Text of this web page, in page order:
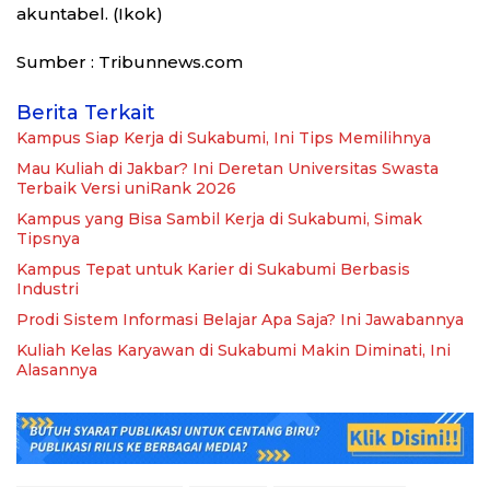
akuntabel. (Ikok)
Sumber : Tribunnews.com
Berita Terkait
Kampus Siap Kerja di Sukabumi, Ini Tips Memilihnya
Mau Kuliah di Jakbar? Ini Deretan Universitas Swasta
Terbaik Versi uniRank 2026
Kampus yang Bisa Sambil Kerja di Sukabumi, Simak
Tipsnya
Kampus Tepat untuk Karier di Sukabumi Berbasis
Industri
Prodi Sistem Informasi Belajar Apa Saja? Ini Jawabannya
Kuliah Kelas Karyawan di Sukabumi Makin Diminati, Ini
Alasannya